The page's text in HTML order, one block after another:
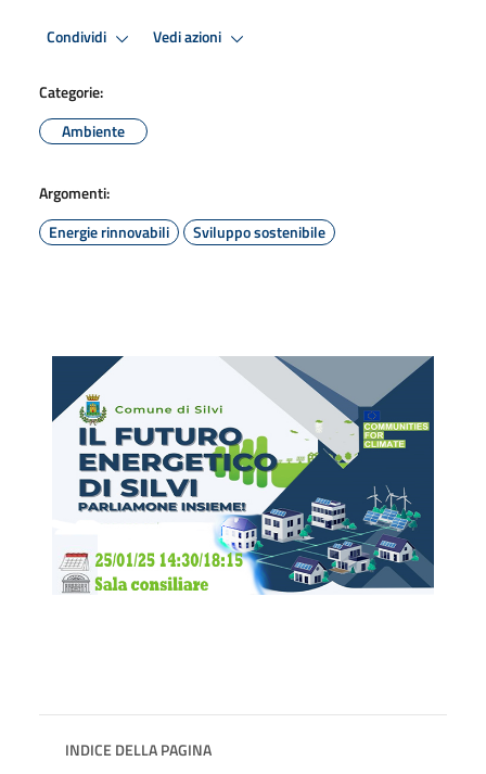
Condividi Vedi azioni
Categorie:
Ambiente
Argomenti:
Energie rinnovabili
Sviluppo sostenibile
INDICE DELLA PAGINA